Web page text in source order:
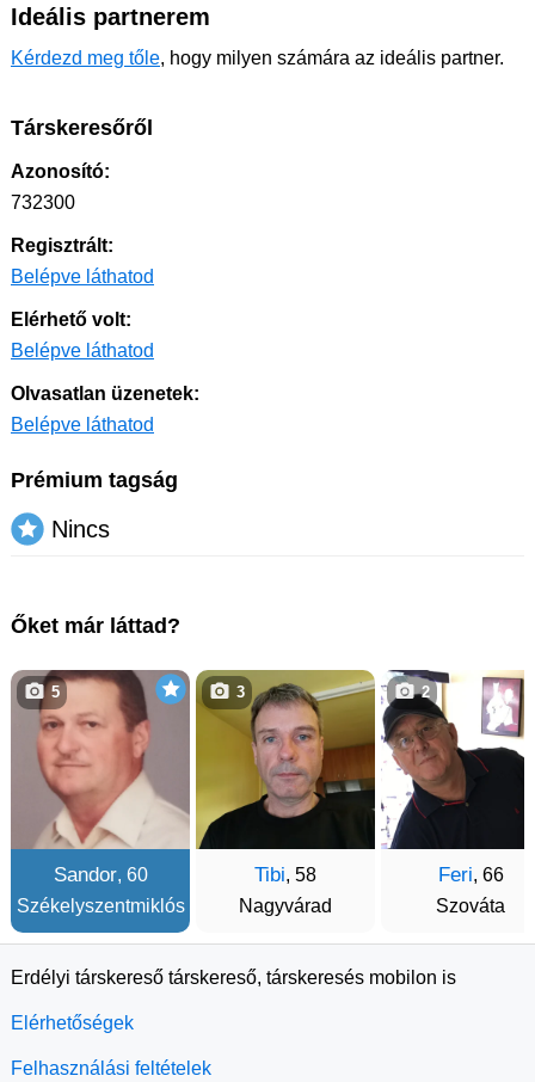
Ideális partnerem
Kérdezd meg tőle, hogy milyen számára az ideális partner.
Társkeresőről
Azonosító:
732300
Regisztrált:
Belépve láthatod
Elérhető volt:
Belépve láthatod
Olvasatlan üzenetek:
Belépve láthatod
Prémium tagság
Nincs
Őket már láttad?
Sandor, 60
Székelyszentmiklós
5
Tibi, 58
Nagyvárad
3
Feri, 66
Szováta
2
Erdélyi társkereső társkereső, társkeresés mobilon is
Elérhetőségek
Felhasználási feltételek